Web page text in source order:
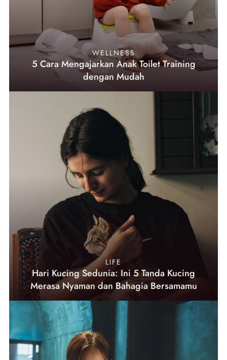
WELLNESS
5 Cara Mengajarkan Anak Toilet Training
dengan Mudah
LIFE
Hari Kucing Sedunia: Ini 5 Tanda Kucing
Merasa Nyaman dan Bahagia Bersamamu